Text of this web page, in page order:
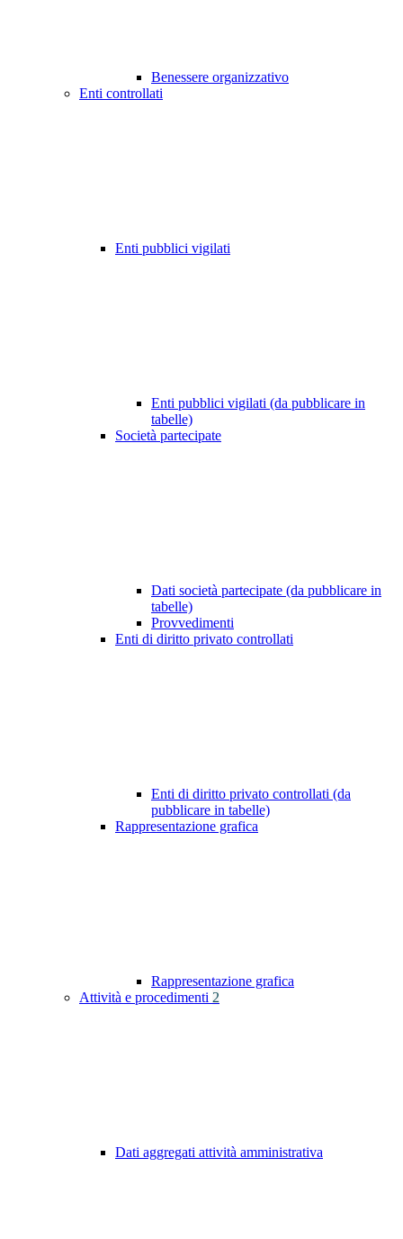
Benessere organizzativo
Enti controllati
Enti pubblici vigilati
Enti pubblici vigilati (da pubblicare in
tabelle)
Società partecipate
Dati società partecipate (da pubblicare in
tabelle)
Provvedimenti
Enti di diritto privato controllati
Enti di diritto privato controllati (da
pubblicare in tabelle)
Rappresentazione grafica
Rappresentazione grafica
Attività e procedimenti 2
Dati aggregati attività amministrativa